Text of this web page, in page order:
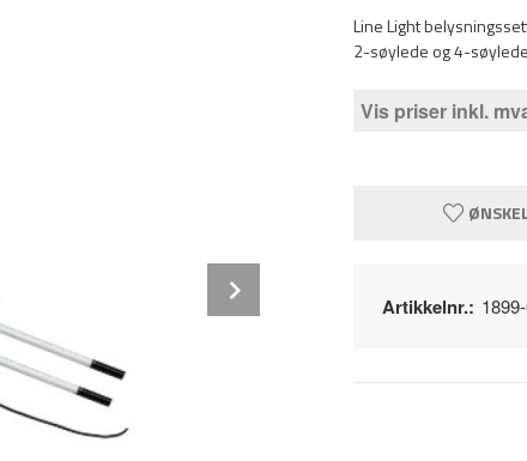
Line Light
2-søylede og 4-
Vis priser inkl.
Artikkelnr.: